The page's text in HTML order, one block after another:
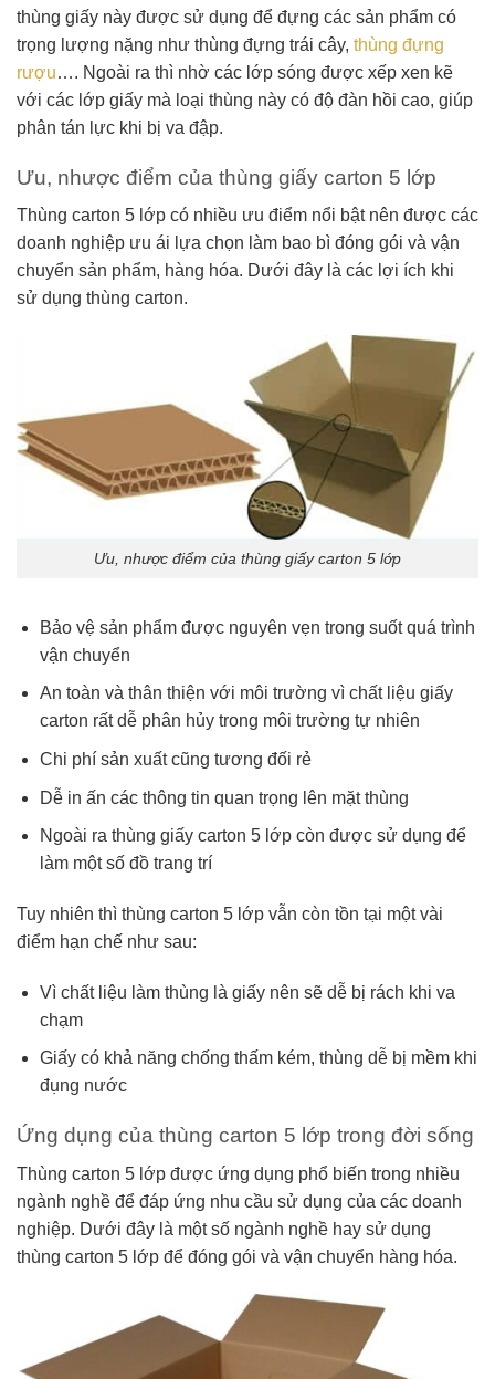
thùng giấy này được sử dụng để đựng các sản phẩm có
trọng lượng nặng như thùng đựng trái cây, thùng đựng
rượu…. Ngoài ra thì nhờ các lớp sóng được xếp xen kẽ
với các lớp giấy mà loại thùng này có độ đàn hồi cao, giúp
phân tán lực khi bị va đập.
Ưu, nhược điểm của thùng giấy carton 5 lớp
Thùng carton 5 lớp có nhiều ưu điểm nổi bật nên được các
doanh nghiệp ưu ái lựa chọn làm bao bì đóng gói và vận
chuyển sản phẩm, hàng hóa. Dưới đây là các lợi ích khi
sử dụng thùng carton.
Ưu, nhược điểm của thùng giấy carton 5 lớp
Bảo vệ sản phẩm được nguyên vẹn trong suốt quá trình
vận chuyển
An toàn và thân thiện với môi trường vì chất liệu giấy
carton rất dễ phân hủy trong môi trường tự nhiên
Chi phí sản xuất cũng tương đối rẻ
Dễ in ấn các thông tin quan trọng lên mặt thùng
Ngoài ra thùng giấy carton 5 lớp còn được sử dụng để
làm một số đồ trang trí
Tuy nhiên thì thùng carton 5 lớp vẫn còn tồn tại một vài
điểm hạn chế như sau:
Vì chất liệu làm thùng là giấy nên sẽ dễ bị rách khi va
chạm
Giấy có khả năng chống thấm kém, thùng dễ bị mềm khi
đụng nước
Ứng dụng của thùng carton 5 lớp trong đời sống
Thùng carton 5 lớp được ứng dụng phổ biến trong nhiều
ngành nghề để đáp ứng nhu cầu sử dụng của các doanh
nghiệp. Dưới đây là một số ngành nghề hay sử dụng
thùng carton 5 lớp để đóng gói và vận chuyển hàng hóa.